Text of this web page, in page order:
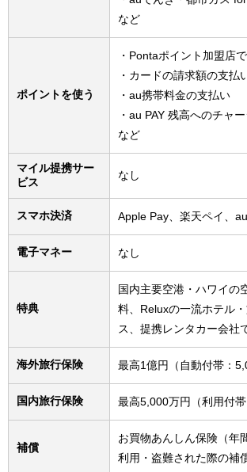
など
ポイントを使う
・Pontaポイント加盟店
・カードの請求額の支払
・au携帯料金の支払い
・au PAY 残高へのチャ
など
マイル提携サー
ビス
なし
スマホ決済 Apple Pay、楽天ペイ、
電子マネー なし
特典
国内主要空港・ハワイの
料、Reluxの一流ホテル
ス、提携レンタカー会社
海外旅行保険 最高1億円（自動付帯：
国内旅行保険 最高5,000万円（利用付帯
補償
お買物あんしん保険（年
利用・盗難された際の補